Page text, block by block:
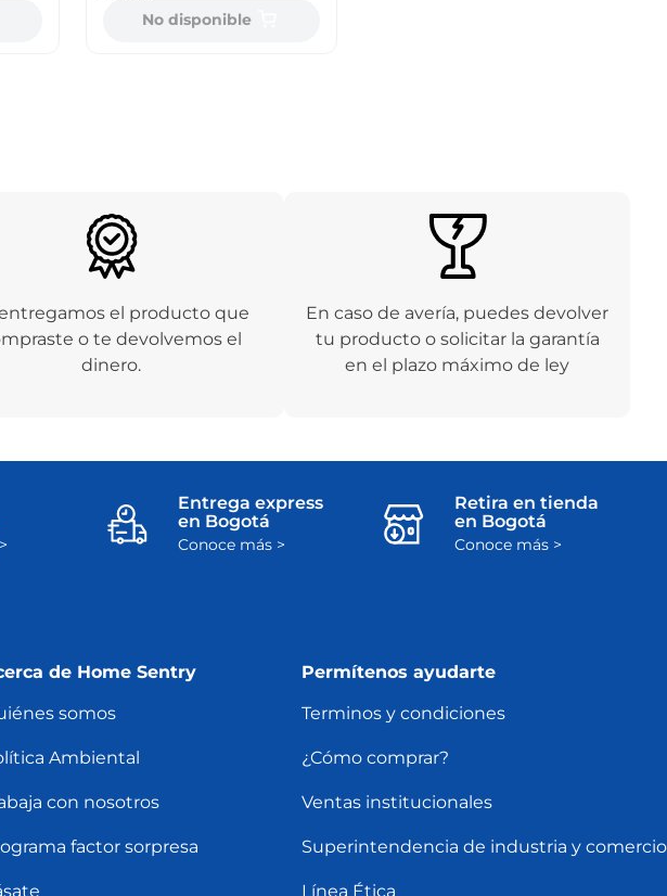
No disponible
el producto que
o te devolvemos el
dinero.
En caso de avería, puedes devolver
tu producto o solicitar la garantía
en el plazo máximo de ley
Entrega express
en Bogotá
Conoce más >
Retira en tienda
en Bogotá
Conoce más >
de Home Sentry
somos
Ambiental
con nosotros
factor sorpresa
Permítenos ayudarte
Terminos y condiciones
¿Cómo comprar?
Ventas institucionales
Superintendencia de industria y comercio
Línea Ética